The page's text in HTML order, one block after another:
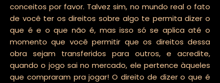
conceitos por favor. Talvez sim, no mundo real o fato
de você ter os direitos sobre algo te permita dizer o
que é e o que não é, mas isso só se aplica até o
momento que você permitir que os direitos dessa
obra sejam transferidos para outros, e acredite,
quando o jogo sai no mercado, ele pertence àqueles
que compraram pra jogar! O direito de dizer o que é